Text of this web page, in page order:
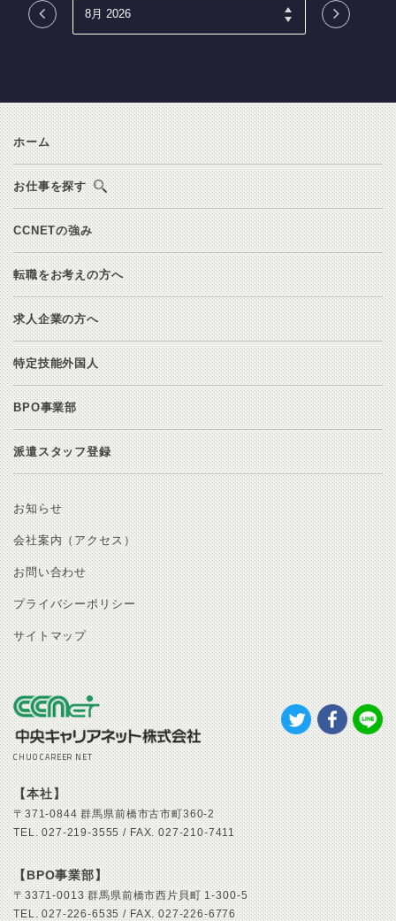
CHUO CAREER NET
【本社】
〒371-0844 群馬県前橋市古市町360-2
TEL. 027-219-3555 / FAX. 027-210-7411
【BPO事業部】
〒3371-0013 群馬県前橋市西片貝町 1-300-5
TEL. 027-226-6535 / FAX. 027-226-6776
ホーム
お仕事を探す
CCNETの強み
転職をお考えの方へ
求人企業の方へ
特定技能外国人
BPO事業部
派遣スタッフ登録
お知らせ
会社案内（アクセス）
お問い合わせ
プライバシーポリシー
サイトマップ